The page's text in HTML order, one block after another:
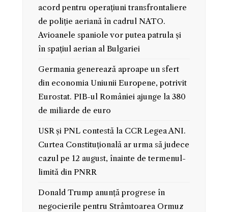
acord pentru operațiuni transfrontaliere
de poliție aeriană în cadrul NATO.
Avioanele spaniole vor putea patrula și
în spațiul aerian al Bulgariei
Germania generează aproape un sfert
din economia Uniunii Europene, potrivit
Eurostat. PIB-ul României ajunge la 380
de miliarde de euro
USR și PNL contestă la CCR Legea ANI.
Curtea Constituțională ar urma să judece
cazul pe 12 august, înainte de termenul-
limită din PNRR
Donald Trump anunță progrese în
negocierile pentru Strâmtoarea Ormuz